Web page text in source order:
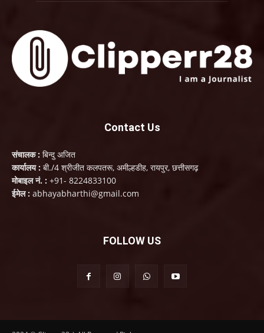
Contact Us
संचालक : बिन्दु अजित
कार्यालय : बी./4 श्रीजीत कलपतरू, अमील्हडीह, रायपुर, छत्तीसगढ़
मोबाइल नं. : +91- 8224833100
ईमेल : abhayabharthi@gmail.com
FOLLOW US